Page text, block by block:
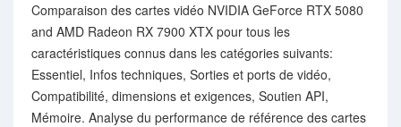
Comparaison des cartes vidéo NVIDIA GeForce RTX 5080
and AMD Radeon RX 7900 XTX pour tous les
caractéristiques connus dans les catégories suivants:
Essentiel, Infos techniques, Sorties et ports de vidéo,
Compatibilité, dimensions et exigences, Soutien API,
Mémoire. Analyse du performance de référence des cartes